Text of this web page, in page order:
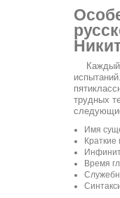
Каждый
трудных
Имя
Время